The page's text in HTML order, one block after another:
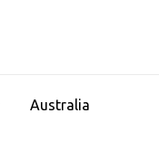
Australia